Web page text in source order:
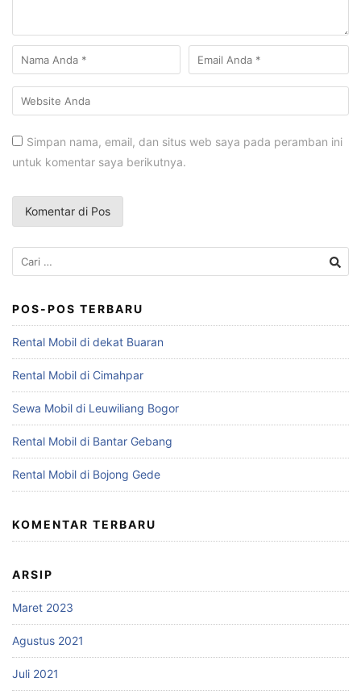
Simpan nama, email, dan situs web saya pada peramban ini
untuk komentar saya berikutnya.
Cari
untuk:
POS-POS TERBARU
Rental Mobil di dekat Buaran
Rental Mobil di Cimahpar
Sewa Mobil di Leuwiliang Bogor
Rental Mobil di Bantar Gebang
Rental Mobil di Bojong Gede
KOMENTAR TERBARU
ARSIP
Maret 2023
Agustus 2021
Juli 2021